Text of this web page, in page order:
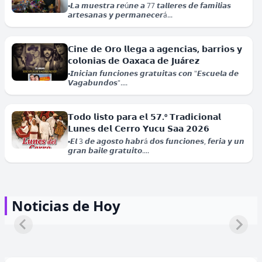
▪️𝙇𝙖 𝙢𝙪𝙚𝙨𝙩𝙧𝙖 𝙧𝙚ú𝙣𝙚 𝙖 77 𝙩𝙖𝙡𝙡𝙚𝙧𝙚𝙨 𝙙𝙚 𝙛𝙖𝙢𝙞𝙡𝙞𝙖𝙨
𝙖𝙧𝙩𝙚𝙨𝙖𝙣𝙖𝙨 𝙮 𝙥𝙚𝙧𝙢𝙖𝙣𝙚𝙘𝙚𝙧á...
𝗖𝗶𝗻𝗲 𝗱𝗲 𝗢𝗿𝗼 𝗹𝗹𝗲𝗴𝗮 𝗮 𝗮𝗴𝗲𝗻𝗰𝗶𝗮𝘀, 𝗯𝗮𝗿𝗿𝗶𝗼𝘀 𝘆
𝗰𝗼𝗹𝗼𝗻𝗶𝗮𝘀 𝗱𝗲 𝗢𝗮𝘅𝗮𝗰𝗮 𝗱𝗲 𝗝𝘂á𝗿𝗲𝘇
▪️𝙄𝙣𝙞𝙘𝙞𝙖𝙣 𝙛𝙪𝙣𝙘𝙞𝙤𝙣𝙚𝙨 𝙜𝙧𝙖𝙩𝙪𝙞𝙩𝙖𝙨 𝙘𝙤𝙣 "𝙀𝙨𝙘𝙪𝙚𝙡𝙖 𝙙𝙚
𝙑𝙖𝙜𝙖𝙗𝙪𝙣𝙙𝙤𝙨"....
𝗧𝗼𝗱𝗼 𝗹𝗶𝘀𝘁𝗼 𝗽𝗮𝗿𝗮 𝗲𝗹 𝟱𝟳.º 𝗧𝗿𝗮𝗱𝗶𝗰𝗶𝗼𝗻𝗮𝗹
𝗟𝘂𝗻𝗲𝘀 𝗱𝗲𝗹 𝗖𝗲𝗿𝗿𝗼 𝗬𝘂𝗰𝘂 𝗦𝗮𝗮 𝟮𝟬𝟮𝟲
▪️𝙀𝙡 3 𝙙𝙚 𝙖𝙜𝙤𝙨𝙩𝙤 𝙝𝙖𝙗𝙧á 𝙙𝙤𝙨 𝙛𝙪𝙣𝙘𝙞𝙤𝙣𝙚𝙨, 𝙛𝙚𝙧𝙞𝙖 𝙮 𝙪𝙣
𝙜𝙧𝙖𝙣 𝙗𝙖𝙞𝙡𝙚 𝙜𝙧𝙖𝙩𝙪𝙞𝙩𝙤....
▪️𝙀𝙡 𝙚𝙨𝙥𝙚𝙘𝙩á𝙘𝙪𝙡𝙤 𝙨𝙚 𝙥𝙧𝙚𝙨𝙚𝙣𝙩𝙖𝙧á 𝙖 𝙡𝙖𝙨 20:00 𝙝𝙤𝙧𝙖𝙨
Noticias de Hoy
𝗗𝗶𝘀𝗻𝗲𝘆+ 𝗮𝗻𝘂𝗻𝗰𝗶𝗮 𝗲𝗹 𝗴𝗿𝗮𝗻 𝗿𝗲𝗴𝗿𝗲𝘀𝗼 𝗱𝗲
𝘁𝗲𝗺𝗽𝗼𝗿𝗮𝗱𝗮
▪️𝙆𝙖𝙧𝙤𝙡 𝙎𝙚𝙫𝙞𝙡𝙡𝙖, 𝙈𝙞𝙘𝙝𝙖𝙚𝙡 𝙍𝙤𝙣𝙙𝙖 𝙮 𝙍𝙪𝙜𝙜𝙚𝙧𝙤
𝙋𝙖𝙨𝙦𝙪𝙖𝙧𝙚𝙡𝙡𝙞 𝙫𝙪𝙚𝙡𝙫𝙚𝙣 𝙥𝙖𝙧𝙖 𝙙𝙖𝙧 𝙘𝙤𝙣𝙩𝙞𝙣𝙪𝙞𝙙𝙖𝙙 𝙖 𝙡𝙖